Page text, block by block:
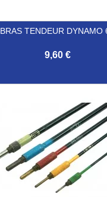
BRAS TENDEUR DYNAMO
9,60 €